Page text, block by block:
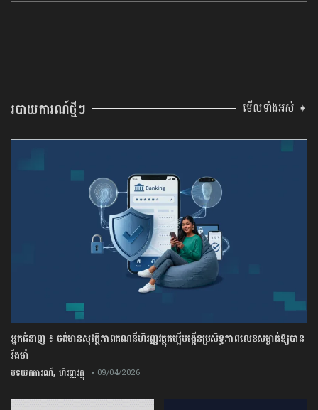
របាយការណ៍ថ្មីៗ មើលទាំងអស់ ➧
អ្នកជំនាញ ៖ ចង់មានសុវត្ថិភាពគណនីហិរញ្ញវត្ថុគប្បីបង្កើនប្រសិទ្ធភាពលេខសម្ងាត់ឱ្យបាន
រឹងមាំ
បទយកការណ៍, ហិរញ្ញវត្ថុ • 09/04/2026